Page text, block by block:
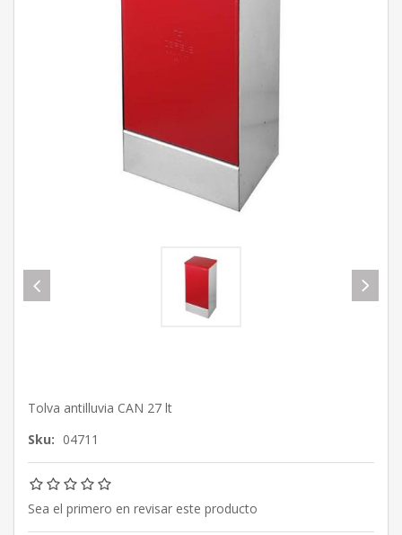
Tolva antilluvia CAN 27 lt
Sku: 04711
Sea el primero en revisar este producto